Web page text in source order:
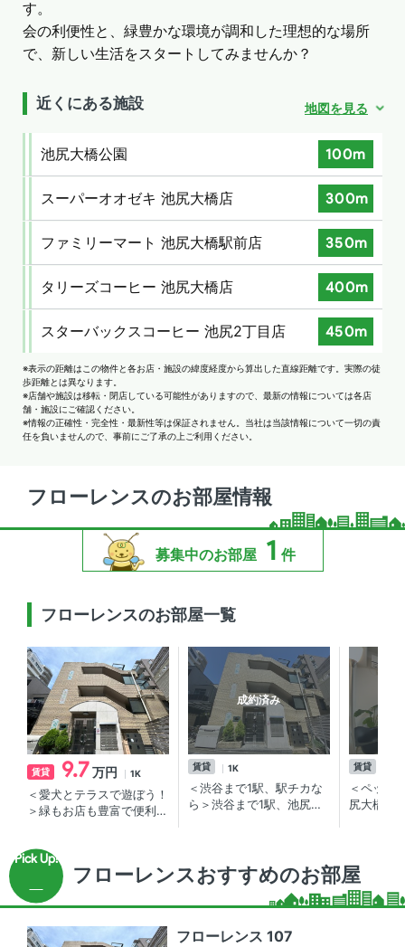
す。
会の利便性と、緑豊かな環境が調和した理想的な場所
で、新しい生活をスタートしてみませんか？
近くにある施設 地図を見る
池尻大橋公園 100m
スーパーオオゼキ 池尻大橋店 300m
ファミリーマート 池尻大橋駅前店 350m
タリーズコーヒー 池尻大橋店 400m
スターバックスコーヒー 池尻2丁目店 450m
※表示の距離はこの物件と各お店・施設の緯度経度から算出した直線距離です。実際の徒
歩距離とは異なります。
※店舗や施設は移転・閉店している可能性がありますので、最新の情報については各店
舗・施設にご確認ください。
※情報の正確性・完全性・最新性等は保証されません。当社は当該情報について一切の責
任を負いませんので、事前にご了承の上ご利用ください。
フローレンスのお部屋情報
募集中のお部屋 1 件
フローレンスのお部屋一覧
賃貸 9.7万円 1K
＜愛犬とテラスで遊ぼう！
＞緑もお店も豊富で便利♪
成約済み
賃貸 1K
＜渋谷まで1駅、駅チカな
ら＞渋谷まで1駅、池尻大
賃貸
＜ペット
尻大橋駅
フローレンスおすすめのお部屋
フローレンス 107